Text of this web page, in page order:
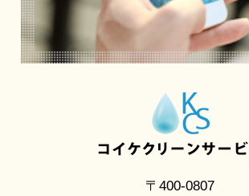
〒400-0807